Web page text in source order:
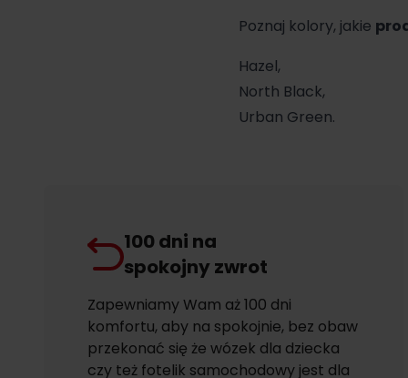
Poznaj kolory, jakie
Hazel,
North Black,
Urban Green.
100 dni na
spokojny zwrot
Zapewniamy Wam aż 100 dni
komfortu, aby na spokojnie, bez obaw
przekonać się że wózek dla dziecka
czy też fotelik samochodowy jest dla